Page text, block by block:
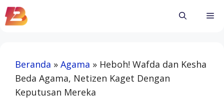
Skip
to
Beranda » Agama » Heboh! Wafda dan Kesha
Beda Agama, Netizen Kaget Dengan
Keputusan Mereka